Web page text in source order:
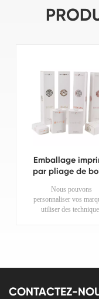
Emballage
par pliage de
parfum de
de carton
cosmétique de
Nous pouvons
personnaliser vos
utiliser des
pour plus
CONTACTEZ-